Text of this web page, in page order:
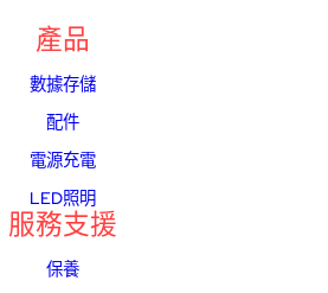
產品
數據存儲
配件
電源充電
LED照明
服務支援
保養